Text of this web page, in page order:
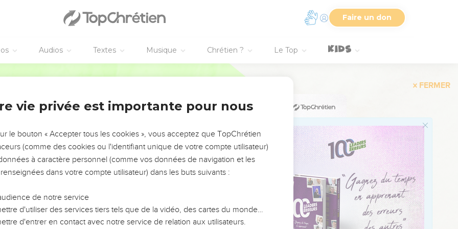
Faire un don
Audios Textes Musique Chrétien ? Le Top
כִּ֣י שָׁ֤ב יְהוָה֙ אֶת־גְּא֣וֹן יַעֲקֹ֔ב כִּגְא֖וֹן יִשְׂרָאֵ֑ל כִּ֤י
מָגֵ֨ן גִּבֹּרֵ֜יהוּ מְאָדָּ֗ם אַנְשֵׁי־חַ֙יִל֙ מְתֻלָּעִ֔ים בְּאֵשׁ־פְּלָד֥וֹת הָרֶ֖כֶב
יִזְכֹּר֙ אַדִּירָ֔יו יִכָּשְׁל֖וּ *בהלכותם
שַׁעֲרֵ֥י
וְהֻצַּ֖ב גֻּלְּתָ֣ה הֹֽעֲלָ֑תָה וְאַמְהֹתֶ֗יהָ מְנַֽהֲגוֹת֙
9 וְנִינְוֵ֥ה כִבְרֵֽכַת־מַ֖יִם מִ֣ימֵי הִ֑יא וְהֵ֣מָּה
10 בֹּ֥זּוּ כֶ֖סֶף בֹּ֣זּוּ זָהָ֑ב וְאֵ֥ין קֵ֙צֶה֙
בּוּקָ֥ה וּמְבוּקָ֖ה וּמְבֻלָּקָ֑ה וְלֵ֨ב נָמֵ֜ס וּפִ֣ק בִּרְכַּ֗יִם וְחַלְחָלָה֙
12 אַיֵּה֙ מְע֣וֹן אֲרָי֔וֹת וּמִרְעֶ֥ה ה֖וּא לַכְּפִרִ֑ים אֲשֶׁ֣ר הָלַךְ֩ אַרְיֵ֨ה לָבִ֥יא
13 אַרְיֵ֤ה טֹרֵף֙ בְּדֵ֣י גֹֽרוֹתָ֔יו וּמְחַנֵּ֖ק לְלִבְאֹתָ֑יו
vie privée est importante pour nous
le bouton « Accepter tous les cookies », vous acceptez que TopChrétien
(comme des cookies ou l'identifiant unique de votre compte utilisateur)
à caractère personnel (comme vos données de navigation et les
dans votre compte utilisateur) dans les buts suivants :
de notre service
d'utiliser des services tiers tels que de la vidéo, des cartes du monde…
d'entrer en contact avec notre service de relation aux utilisateurs.